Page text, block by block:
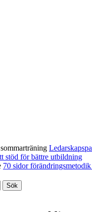
stöd för bättre utbildning
70 sidor
Sök